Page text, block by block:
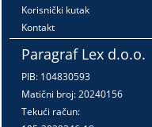
Korisnički kutak
Kontakt
Paragraf Lex d.o.o.
PIB: 104830593
Matični broj: 20240156
Tekući račun: